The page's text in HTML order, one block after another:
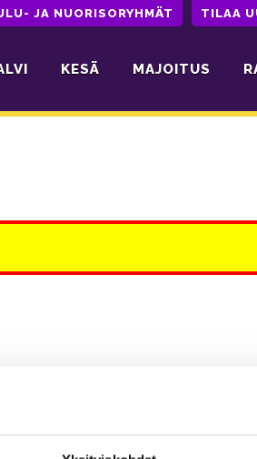
JA NUORISORYHMÄT TILAA
KESÄ MAJOITUS